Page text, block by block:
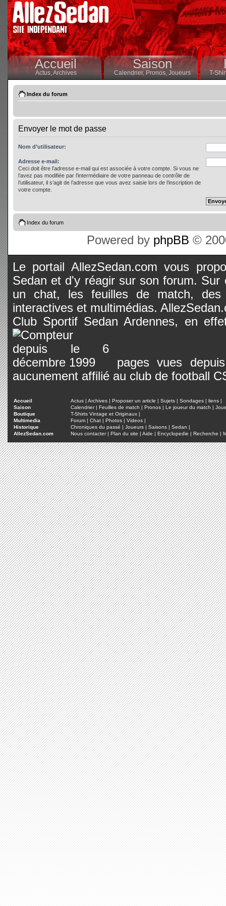
Accueil
Actus,Archives
Saison
Calendrier,Pronos, Joueurs T-
Index du forum
Envoyer le mot de passe
Nom d’utilisateur:
Adresse e-mail:
Ceci doit être l’adresse e-mail qui est associée à votre compte. Si vous ne
l’avez pas modifiée par l’intermédiaire de votre panneau de contrôle de
l’utilisateur, il s’agit de l’adresse que vous avez saisie lors de l’inscription de
votre compte.
Index du forum
Powered by phpBB ©
Le portail AllezSedan.com vous
Sedan et d'y réagir sur son forum.
un chat, les feuilles de match, des
interactives et multimédias.
Club Sportif Sedan Ardennes, en
pages vues
aucunement affilié au club de football
Accueil Actus | Archives | Proposer un article | Sujets | Sondages | liens |
Saison
Calendrier| Feuilles de match | Pronos | Le joueur du match |
Boutique
T-Shirts Vintage et Originaux |
Multimedia
Forum | Chat | Photos | Videos |
Historique
Chroniques du passé | Joueurs | Saisons | Sedan |
AllezSedan.com
Nous contacter| Plan du site | Aide | Encyclopedie | Recherche |